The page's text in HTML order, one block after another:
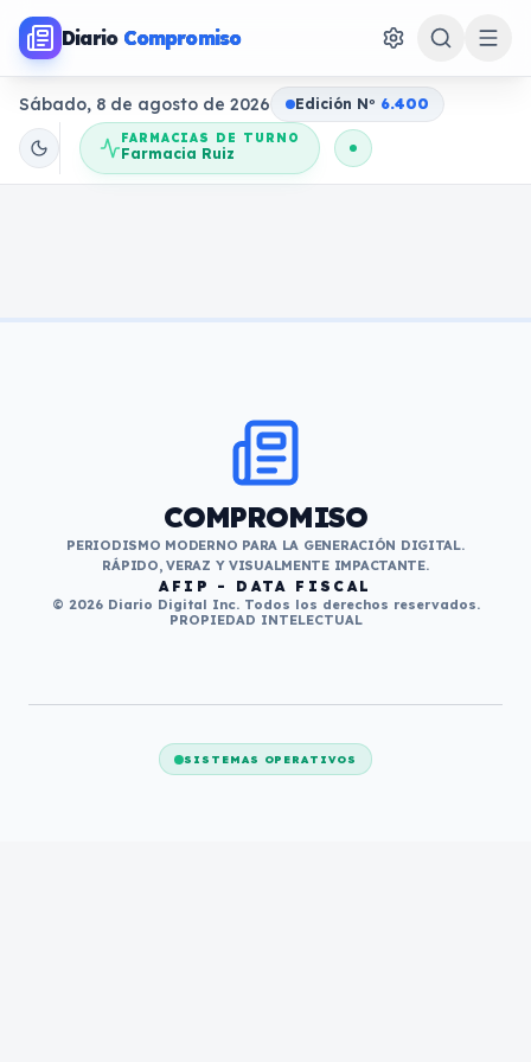
Diario Compromiso
Sábado, 8 de agosto de 2026 Edición No 6.400
FARMACIAS DE TURNO
Farmacia Ruiz
COMPROMISO
PERIODISMO MODERNO PARA LA GENERACIÓN DIGITAL.
RÁPIDO, VERAZ Y VISUALMENTE IMPACTANTE.
AFIP - DATA FISCAL
© 2026 Diario Digital Inc. Todos los derechos reservados.
PROPIEDAD INTELECTUAL
SISTEMAS OPERATIVOS